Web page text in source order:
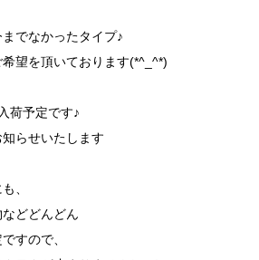
でなかったタイプ♪
望を頂いております(*^_^*)
荷予定です♪
らせいたします
、
などどんどん
すので、